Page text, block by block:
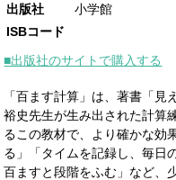
出版社
小学館
ISBコード
■出版社のサイトで購入する
「百ます計算」は、著書「
裕史先生が生み出された計算
るこの教材で、より確かな効
る」「タイムを記録し、毎日
百ますと段階をふむ」など、